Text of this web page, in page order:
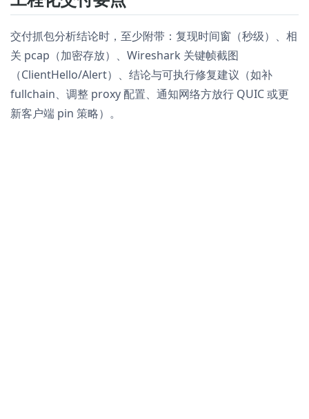
交付抓包分析结论时，至少附带：复现时间窗（秒级）、相
关 pcap（加密存放）、Wireshark 关键帧截图
（ClientHello/Alert）、结论与可执行修复建议（如补
fullchain、调整 proxy 配置、通知网络方放行 QUIC 或更
新客户端 pin 策略）。